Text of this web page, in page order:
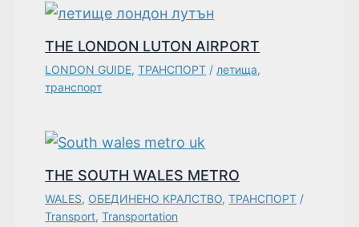
THE LONDON LUTON AIRPORT
LONDON GUIDE,ТРАНСПОРТ / летища,
транспорт
THE SOUTH WALES METRO
WALES, ОБЕДИНЕНО КРАЛСТВО,ТРАНСПОРТ /
Transport,Transportation